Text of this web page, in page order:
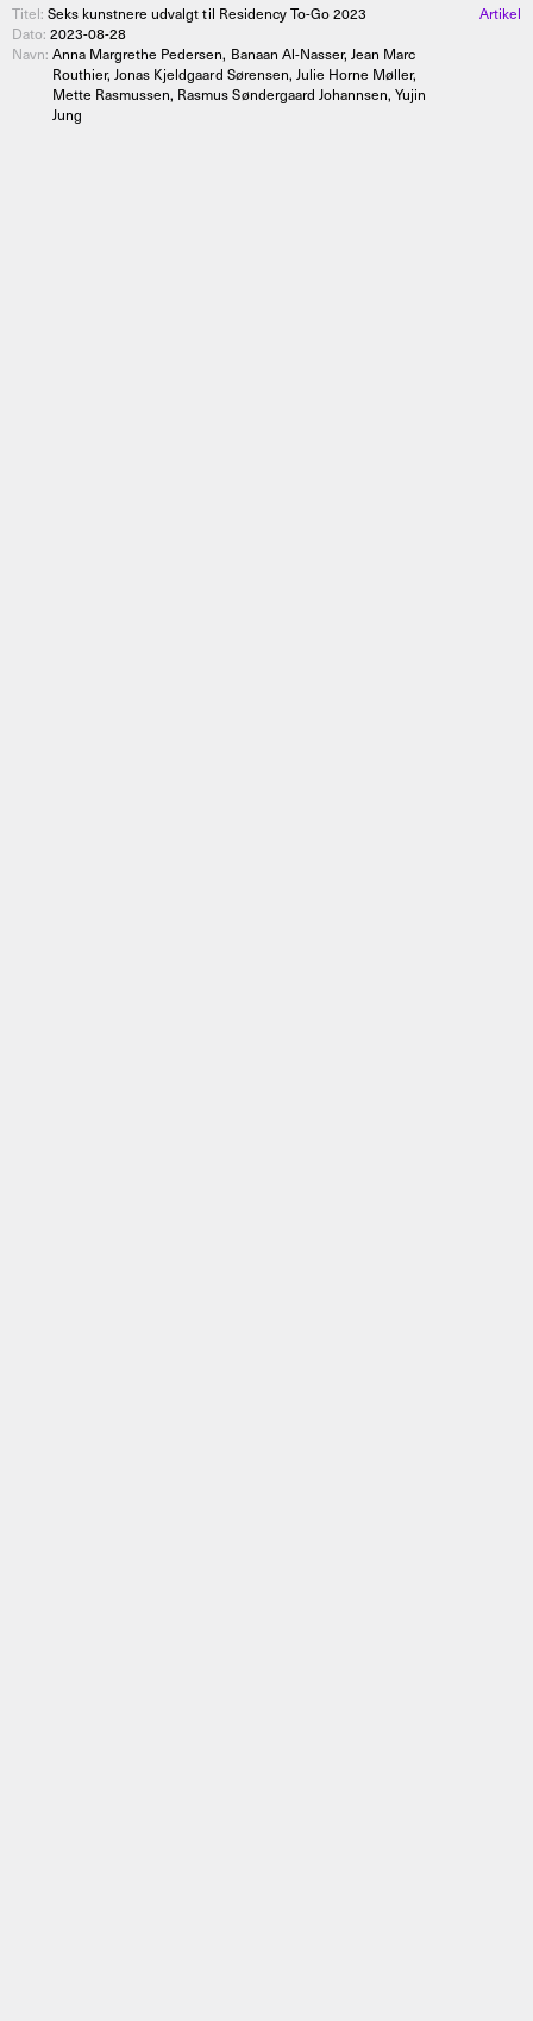
Artikel
Titel:Seks kunstnere udvalgt til Residency To-Go 2023
Dato:2023-08-28
Navn:Anna Margrethe Pedersen, Banaan Al-Nasser, Jean Marc
Routhier, Jonas Kjeldgaard Sørensen, Julie Horne Møller,
Mette Rasmussen, Rasmus Søndergaard Johannsen, Yujin
Jung